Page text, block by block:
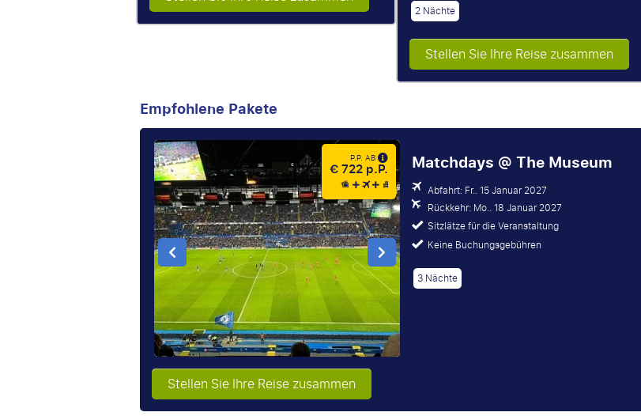
2 Nächte
Stellen Sie Ihre Reise zusammen
Empfohlene Pakete
P.P. AB
€ 722 p.P. Matchdays @ The Museum
Abfahrt: Fr.. 15 Januar 2027
Rückkehr: Mo.. 18 Januar 2027
Sitzlätze für die Veranstaltung
Keine Buchungsgebühren
3 Nächte
Stellen Sie Ihre Reise zusammen